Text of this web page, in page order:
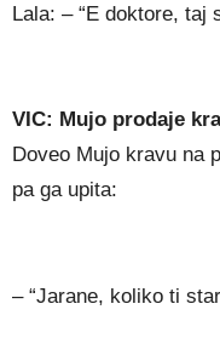
Lala: – “E doktore, taj
VIC: Mujo prodaje
Doveo Mujo kravu na
pa ga upita:
– “Jarane, koliko ti